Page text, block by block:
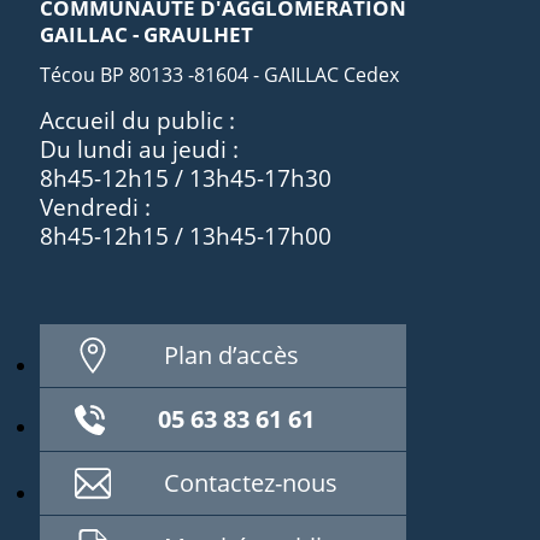
COMMUNAUTÉ D'AGGLOMÉRATION
GAILLAC - GRAULHET
Técou BP 80133 -81604 - GAILLAC Cedex
Accueil du public :
Du lundi au jeudi :
8h45-12h15 / 13h45-17h30
Vendredi :
8h45-12h15 / 13h45-17h00
Plan d’accès
05 63 83 61 61
Contactez-nous